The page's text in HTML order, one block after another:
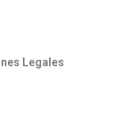
Legales